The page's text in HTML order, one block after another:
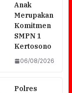
Anak
Merupakan
Komitmen
SMPN 1
Kertosono
06/08/2026
Polres